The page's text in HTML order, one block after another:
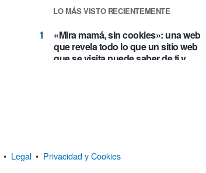
LO MÁS VISTO RECIENTEMENTE
«Mira mamá, sin cookies»: una web
que revela todo lo que un sitio web
que se visita puede saber de ti y
El manual original del Legend of
• Legal • Privacidad y Cookies